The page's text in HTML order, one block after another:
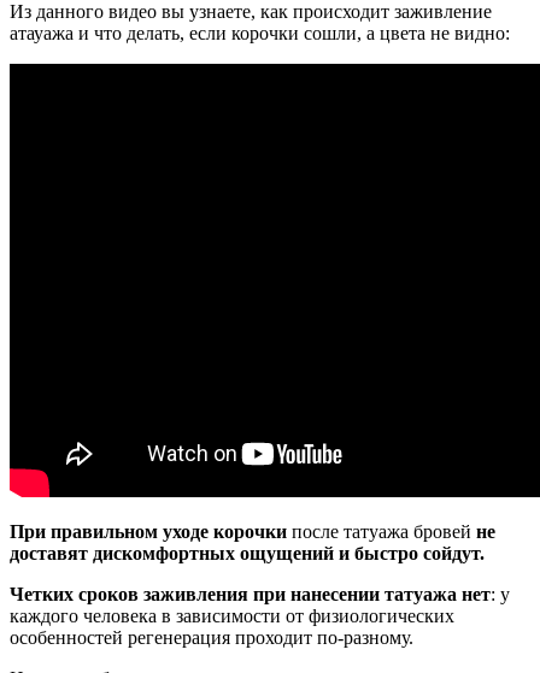
Из данного видео вы узнаете, как происходит заживление
атауажа и что делать, если корочки сошли, а цвета не видно:
При правильном уходе корочки после татуажа бровей не
доставят дискомфортных ощущений и быстро сойдут.
Четких сроков заживления при нанесении татуажа нет: у
каждого человека в зависимости от физиологических
особенностей регенерация проходит по-разному.